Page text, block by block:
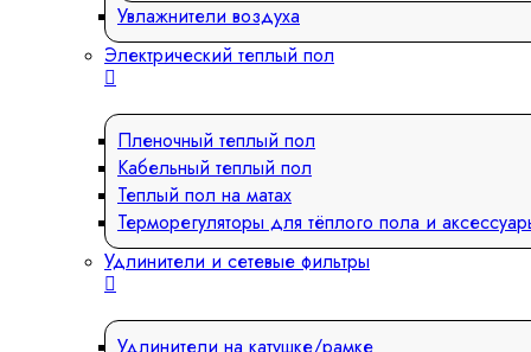
Увлажнители воздуха
Электрический теплый пол
Пленочный теплый пол
Кабельный теплый пол
Теплый пол на матах
Терморегуляторы для тёплого пола и
Удлинители и сетевые фильтры
Удлинители на катушке/рамке